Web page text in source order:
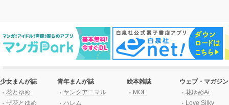
少女まんが誌
花とゆめ
ザ花とゆめ
青年まんが誌
ヤングアニマル
ハレム
絵本雑誌
MOE
ウェブ・マガジン
花ゆめAi
Love Silky